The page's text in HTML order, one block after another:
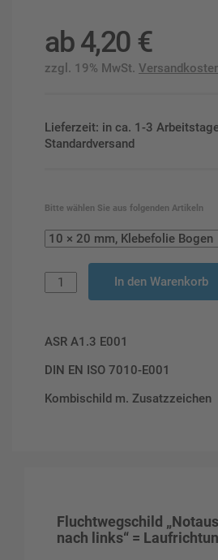
ab4,20 €
zzgl. 19% MwSt.
Lieferzeit: in ca. 1-3
Standardversand
Bitte wählen Sie aus folgenden Artikeln
In den Warenkorb
ASR A1.3 E001
DIN EN ISO 7010-E001
Kombischild m. Zusatzzeichen
Fluchtwegschild
nach links“ =